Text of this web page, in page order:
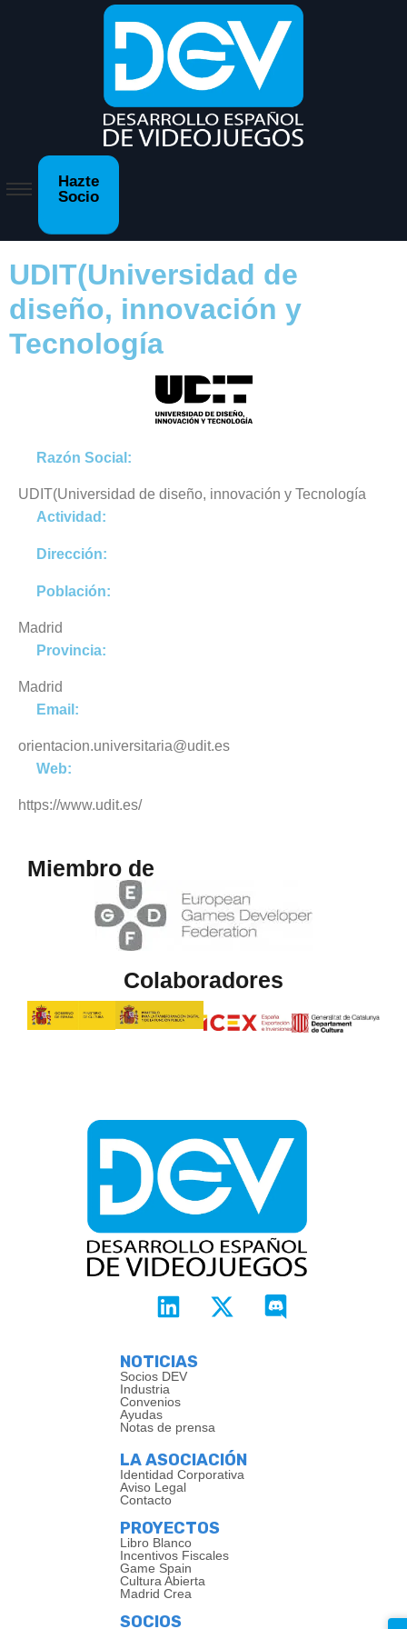
Hazte
Socio
UDIT(Universidad de
diseño, innovación y
Tecnología
Razón Social:
UDIT(Universidad de diseño, innovación y Tecnología
Actividad:
Dirección:
Población:
Madrid
Provincia:
Madrid
Email:
orientacion.universitaria@udit.es
Web:
https://www.udit.es/
Miembro de
Colaboradores
NOTICIAS
Socios DEV
Industria
Convenios
Ayudas
Notas de prensa
LA ASOCIACIÓN
Identidad Corporativa
Aviso Legal
Contacto
PROYECTOS
Libro Blanco
Incentivos Fiscales
Game Spain
Cultura Abierta
Madrid Crea
SOCIOS